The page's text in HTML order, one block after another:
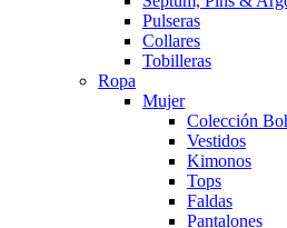
Pulseras
Collares
Tobilleras
Ropa
Mujer
Colección
Vestidos
Kimonos
Tops
Faldas
Pantalones